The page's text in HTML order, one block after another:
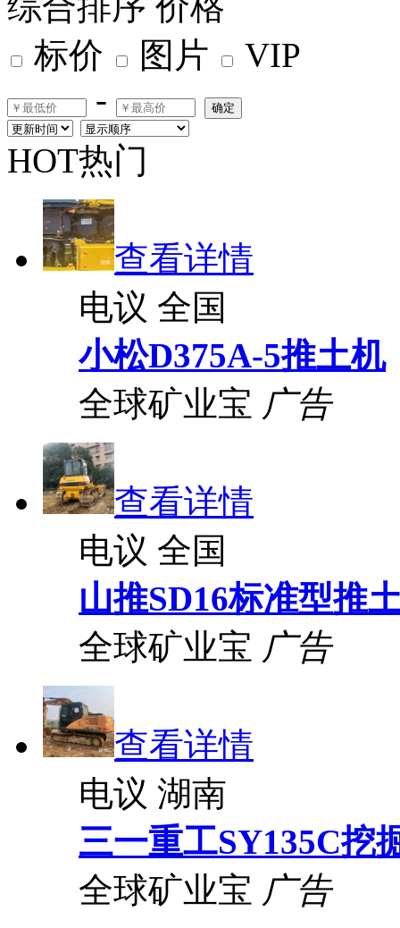
标价
图片
VIP
-
确定
HOT热门
查看详情
电议 全国
小松D375A-5推土机
全球矿业宝 广告
查看详情
电议 全国
山推SD16标准型推
全球矿业宝 广告
查看详情
电议 湖南
三一重工SY135C挖
全球矿业宝 广告